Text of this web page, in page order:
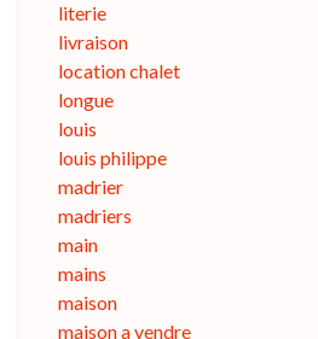
literie
livraison
location chalet
longue
louis
louis philippe
madrier
madriers
main
mains
maison
maison a vendre